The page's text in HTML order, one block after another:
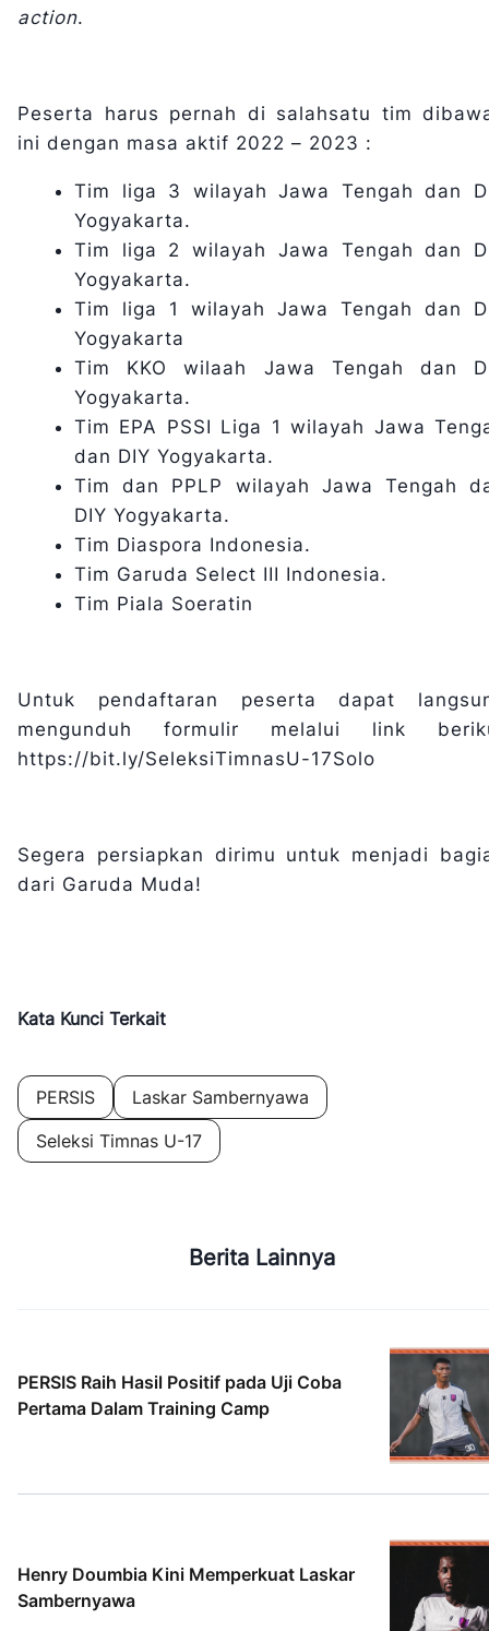
action.
Peserta harus pernah di salahsatu tim
ini dengan masa aktif 2022 – 2023 :
Tim liga 3 wilayah Jawa Tengah dan
Yogyakarta.
Tim liga 2 wilayah Jawa Tengah dan
Yogyakarta.
Tim liga 1 wilayah Jawa Tengah dan
Yogyakarta
Tim KKO wilaah Jawa Tengah dan
Yogyakarta.
Tim EPA PSSI Liga 1 wilayah Jawa
dan DIY Yogyakarta.
Tim dan PPLP wilayah Jawa Tengah
DIY Yogyakarta.
Tim Diaspora Indonesia.
Tim Garuda Select III Indonesia.
Tim Piala Soeratin
Untuk pendaftaran peserta dapat
mengunduh formulir melalui link
https://bit.ly/SeleksiTimnasU-17Solo
Segera persiapkan dirimu untuk menjadi
dari Garuda Muda!
Kata Kunci Terkait
PERSIS
Laskar Sambernyawa
Seleksi Timnas U-17
Berita Lainnya
PERSIS Raih Hasil Positif pada Uji Coba
Pertama Dalam Training Camp
Henry Doumbia Kini Memperkuat Laskar
Sambernyawa